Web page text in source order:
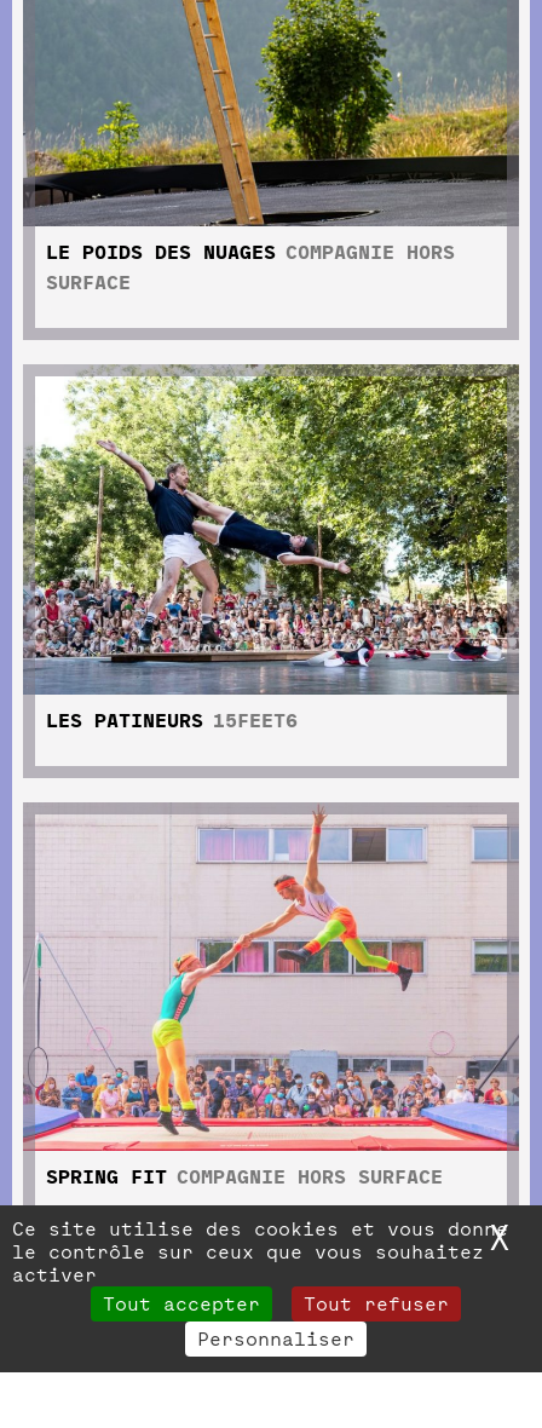
LE POIDS DES NUAGES COMPAGNIE HORS
SURFACE
LES PATINEURS 15FEET6
SPRING FIT COMPAGNIE HORS SURFACE
Ce site utilise des cookies et vous donne
le contrôle sur ceux que vous souhaitez
activer
Tout accepter
Tout refuser
Personnaliser
X